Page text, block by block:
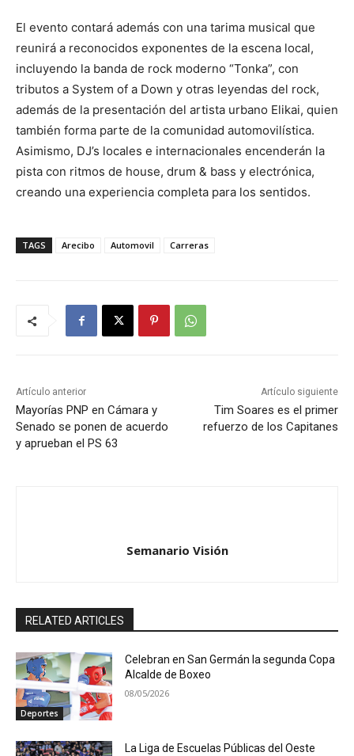
El evento contará además con una tarima musical que
reunirá a reconocidos exponentes de la escena local,
incluyendo la banda de rock moderno “Tonka”, con
tributos a System of a Down y otras leyendas del rock,
además de la presentación del artista urbano Elikai, quien
también forma parte de la comunidad automovilística.
Asimismo, DJ’s locales e internacionales encenderán la
pista con ritmos de house, drum & bass y electrónica,
creando una experiencia completa para los sentidos.
TAGS Arecibo Automovil Carreras
Artículo anterior
Mayorías PNP en Cámara y
Senado se ponen de acuerdo
y aprueban el PS 63
Artículo siguiente
Tim Soares es el primer
refuerzo de los Capitanes
Semanario Visión
RELATED ARTICLES
Deportes
Celebran en San Germán la segunda Copa
Alcalde de Boxeo
08/05/2026
La Liga de Escuelas Públicas del Oeste